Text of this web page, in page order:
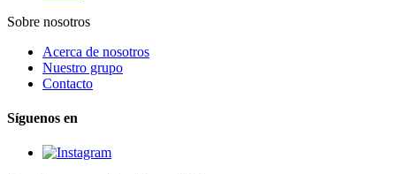
Sobre nosotros
Acerca de nosotros
Nuestro grupo
Contacto
Síguenos en